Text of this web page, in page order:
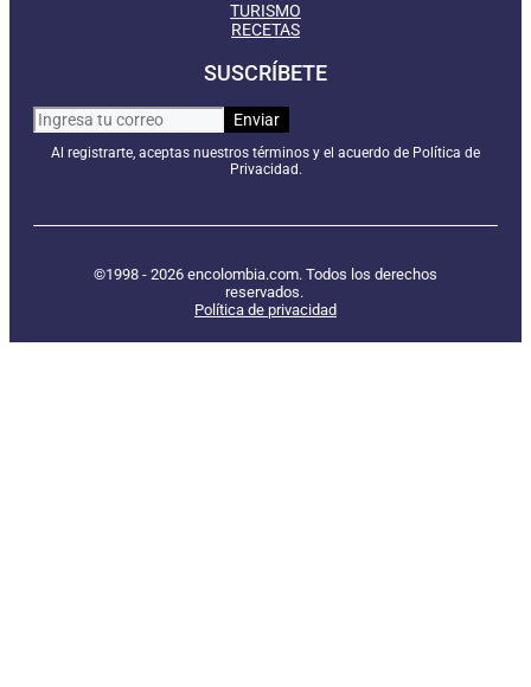
TURISMO
RECETAS
SUSCRÍBETE
Al registrarte, aceptas nuestros términos y el acuerdo de Política de
Privacidad.
©1998 - 2026 encolombia.com. Todos los derechos
reservados.
Política de privacidad